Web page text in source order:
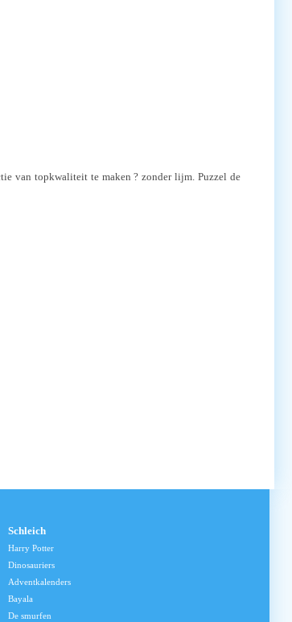
van topkwaliteit te maken ? zonder lijm. Puzzel de
Schleich
Harry Potter
Dinosauriers
Adventkalenders
Bayala
De smurfen